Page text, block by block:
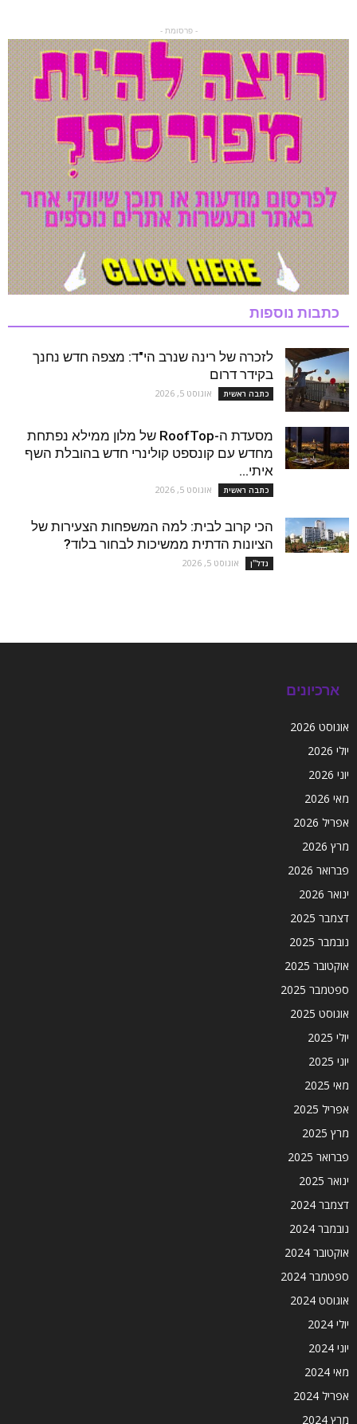
- פרסומת -
כתבות נוספות
לזכרה של רינה שנרב הי"ד: מצפה חדש נחנך
בקידר דרום
כתבה ראשית אוגוסט 5, 2026
מסעדת ה-RoofTop של מלון ממילא נפתחת
מחדש עם קונספט קולינרי חדש בהובלת השף
איתי...
כתבה ראשית אוגוסט 5, 2026
הכי קרוב לבית: למה המשפחות הצעירות של
הציונות הדתית ממשיכות לבחור בלוד?
נדל''ן אוגוסט 5, 2026
ארכיונים
אוגוסט 2026
יולי 2026
יוני 2026
מאי 2026
אפריל 2026
מרץ 2026
פברואר 2026
ינואר 2026
דצמבר 2025
נובמבר 2025
אוקטובר 2025
ספטמבר 2025
אוגוסט 2025
יולי 2025
יוני 2025
מאי 2025
אפריל 2025
מרץ 2025
פברואר 2025
ינואר 2025
דצמבר 2024
נובמבר 2024
אוקטובר 2024
ספטמבר 2024
אוגוסט 2024
יולי 2024
יוני 2024
מאי 2024
אפריל 2024
מרץ 2024